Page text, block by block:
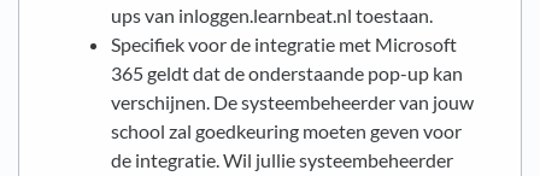
ups van inloggen.learnbeat.nl toestaan.
Specifiek voor de integratie met Microsoft
365 geldt dat de onderstaande pop-up kan
verschijnen. De systeembeheerder van jouw
school zal goedkeuring moeten geven voor
de integratie. Wil jullie systeembeheerder